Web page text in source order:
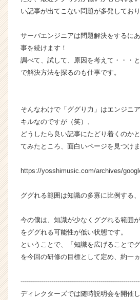
ら
ス
ウ
が
届
サ
イ
ト
チ
ア
h
e
e
C
r
e
い記事が出てこない問題が多発しており
サーバエンジニアは問題解決をするに
事を続けます！
調べて、試して、原因を考えて・・・
で解決方法を探るのも仕事です。
そんなわけで「ググり力」はエンジニ
キルなのですが（笑）、
どうしたら良い記事にたどり着くのか
てみたところ、面白いページを見つけま
https://yosshimusic.com/archives/
ググれる範囲は知識の多寡に比例する
今の僕は、知識が少なくググれる範囲
をググれる可能性が低い状態です。
ということで、「知識を広げることで
を今回の研修の目標として定め、約一
ディレクターズでは随時説明会を開催し